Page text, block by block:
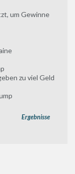
um Gewinne
zu viel Geld
Ergebnisse